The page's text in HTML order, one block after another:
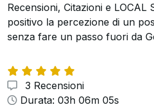
Recensioni, Citazioni e LOCAL
positivo la percezione di un
senza fare un passo fuori da
3 Recensioni
Durata: 03h 06m 05s